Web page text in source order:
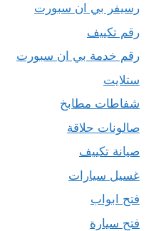
رسيفر بي ان سبورت
رقم تكييف
رقم خدمة بي ان سبورت
ستلايت
شفاطات مطابخ
صالونات حلاقة
صيانة تكييف
غسيل سيارات
فتح ابواب
فتح سيارة